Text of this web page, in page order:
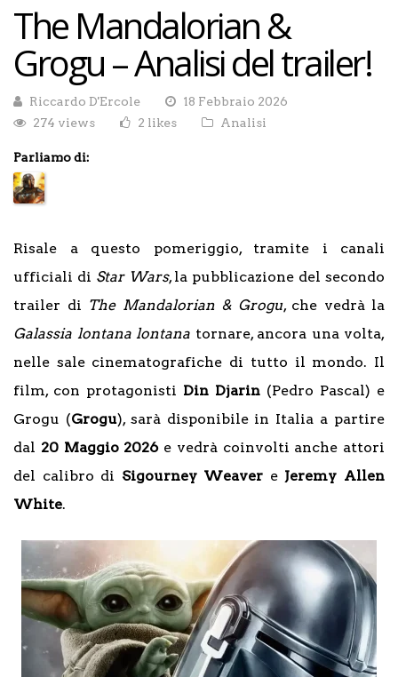
The Mandalorian &
Grogu – Analisi del trailer!
Riccardo D'Ercole
18 Febbraio 2026
274 views
2 likes Analisi
Parliamo di:
Risale a questo pomeriggio, tramite i canali
ufficiali di Star Wars, la pubblicazione del secondo
trailer di The Mandalorian & Grogu, che vedrà la
Galassia lontana lontana tornare, ancora una volta,
nelle sale cinematografiche di tutto il mondo. Il
film, con protagonisti Din Djarin (Pedro Pascal) e
Grogu (Grogu), sarà disponibile in Italia a partire
dal 20 Maggio 2026 e vedrà coinvolti anche attori
del calibro di Sigourney Weaver e Jeremy Allen
White.